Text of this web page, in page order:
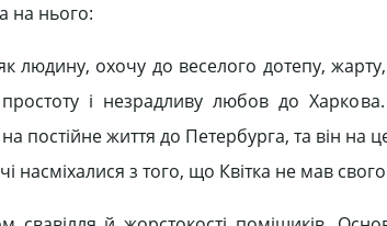
на нього:
людину, охочу до веселого дотепу,
і незрадливу любов до
постійне життя до Петербурга, та він на
насміхалися з того, що Квітка не мав